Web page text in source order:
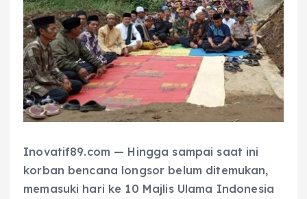
Inovatif89.com — Hingga sampai saat ini
korban bencana longsor belum ditemukan,
memasuki hari ke 10 Majlis Ulama Indonesia